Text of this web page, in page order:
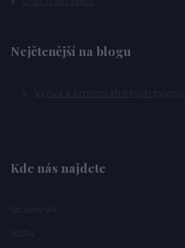
Nejčtenější na blogu
Kde nás najdete